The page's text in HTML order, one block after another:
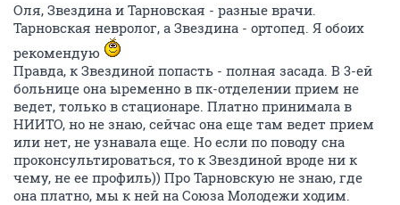
Оля, Звездина и Тарновская - разные врачи.
Тарновская невролог, а Звездина - ортопед. Я обоих
рекомендую
Правда, к Звездиной попасть - полная засада. В 3-ей
больнице она ыременно в пк-отделении прием не
ведет, только в стационаре. Платно принимала в
НИИТО, но не знаю, сейчас она еще там ведет прием
или нет, не узнавала еще. Но если по поводу сна
проконсультироваться, то к Звездиной вроде ни к
чему, не ее профиль)) Про Тарновскую не знаю, где
она платно, мы к ней на Союза Молодежи ходим.